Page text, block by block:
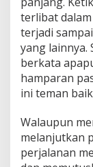
terlibat
terjadi
yang lainnya.
berkata
hamparan
ini teman
Walaupun
melanjutkan
perjalanan